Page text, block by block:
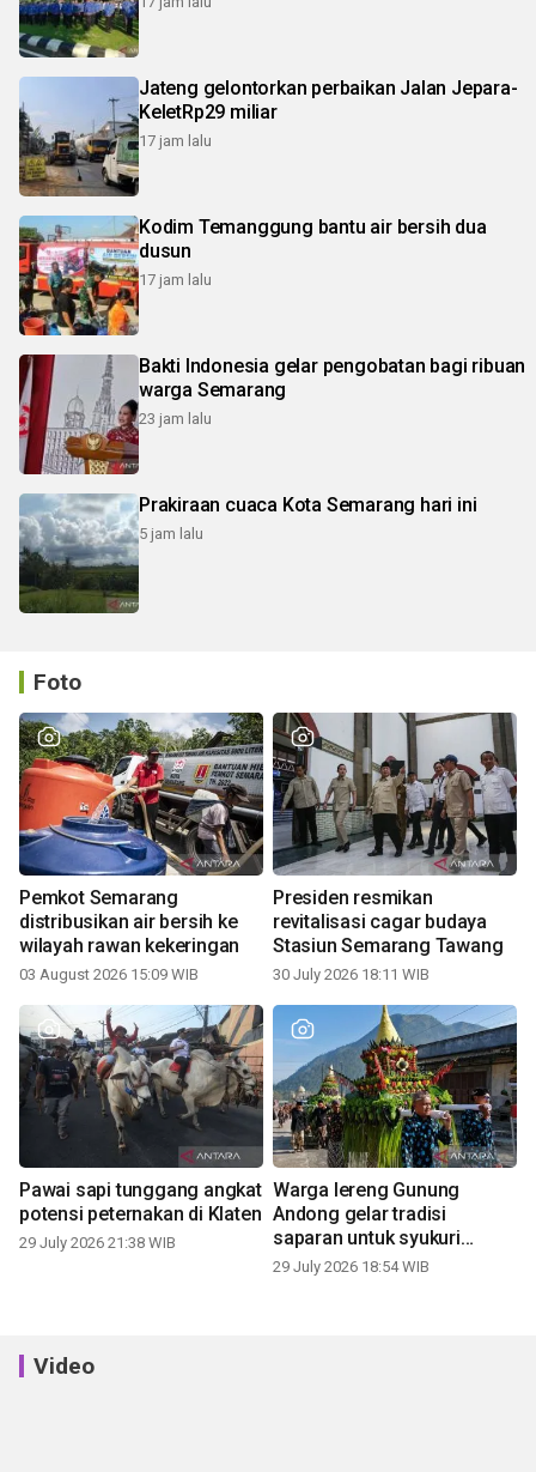
Jateng gelontorkan perbaikan Jalan Jepara-
KeletRp29 miliar
17 jam lalu
Kodim Temanggung bantu air bersih dua
dusun
17 jam lalu
Bakti Indonesia gelar pengobatan bagi ribuan
warga Semarang
23 jam lalu
Prakiraan cuaca Kota Semarang hari ini
5 jam lalu
Foto
Pemkot Semarang
distribusikan air bersih ke
wilayah rawan kekeringan
03 August 2026 15:09 WIB
Presiden resmikan
revitalisasi cagar budaya
Stasiun Semarang Tawang
30 July 2026 18:11 WIB
Pawai sapi tunggang angkat
potensi peternakan di Klaten
29 July 2026 21:38 WIB
Warga lereng Gunung
Andong gelar tradisi
saparan untuk syukuri
panen
29 July 2026 18:54 WIB
Video